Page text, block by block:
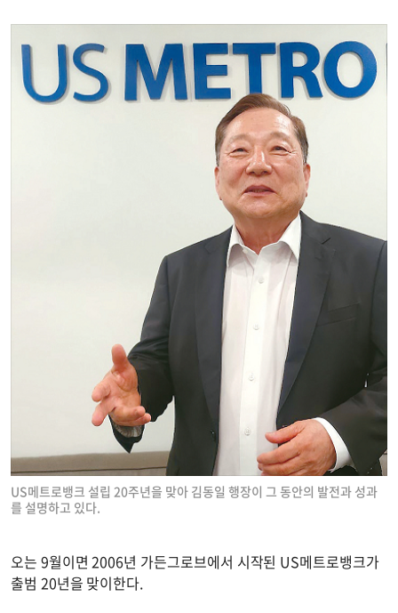
US메트로뱅크 설립 20주년을 맞아 김동일 행장이 그 동안의 발전과 성과
를 설명하고 있다.
오는 9월이면 2006년 가든그로브에서 시작된 US메트로뱅크가
출범 20년을 맞이한다.